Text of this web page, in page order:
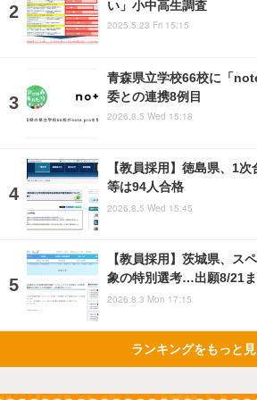
い」小中高生調査
2025.5.23 Fri 15:15
青森県立学校66校に「
委との連携8例目
2026.8.5 Wed 15:18
【教員採用】徳島県、1
等は94人合格
2026.8.5 Wed 15:45
【教員採用】茨城県、ス
象の特別選考…出願8/21
2026.8.3 Mon 17:15
ランキングをもっと